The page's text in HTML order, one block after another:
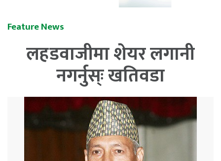
Feature News
लहडवाजीमा शेयर लगानी
नगर्नुस्ः खतिवडा